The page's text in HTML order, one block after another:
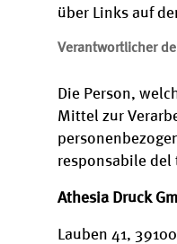
über Links auf
Verantwortlicher
Die Person,
Mittel zur
responsabile
Athesia Druck
Lauben 41,